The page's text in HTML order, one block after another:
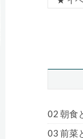
02 朝食
03 前菜